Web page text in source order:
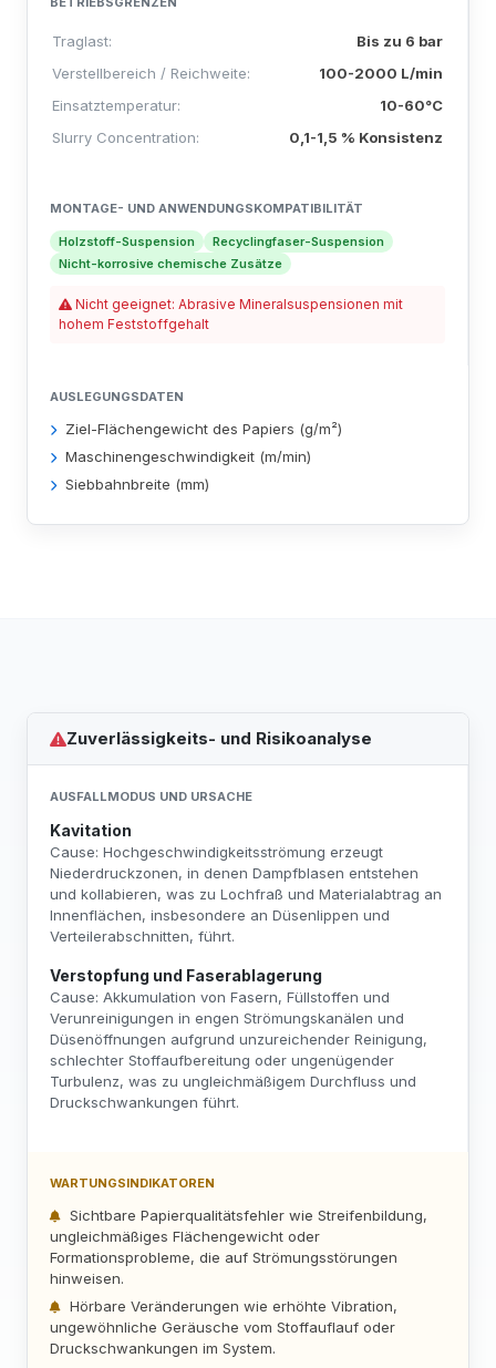
Traglast:
Bis zu 6 bar
Verstellbereich / Reichweite:
100-2000 L/min
Einsatztemperatur:
10-60°C
Slurry Concentration:
0,1-1,5 % Konsistenz
MONTAGE- UND ANWENDUNGSKOMPATIBILITÄT
Holzstoff-Suspension
Recyclingfaser-Suspension
Nicht-korrosive chemische Zusätze
Nicht geeignet: Abrasive Mineralsuspensionen mit
hohem Feststoffgehalt
AUSLEGUNGSDATEN
Ziel-Flächengewicht des Papiers (g/m²)
Maschinengeschwindigkeit (m/min)
Siebbahnbreite (mm)
Zuverlässigkeits- und Risikoanalyse
AUSFALLMODUS UND URSACHE
Kavitation
Cause: Hochgeschwindigkeitsströmung erzeugt
Niederdruckzonen, in denen Dampfblasen entstehen
und kollabieren, was zu Lochfraß und Materialabtrag an
Innenflächen, insbesondere an Düsenlippen und
Verteilerabschnitten, führt.
Verstopfung und Faserablagerung
Cause: Akkumulation von Fasern, Füllstoffen und
Verunreinigungen in engen Strömungskanälen und
Düsenöffnungen aufgrund unzureichender Reinigung,
schlechter Stoffaufbereitung oder ungenügender
Turbulenz, was zu ungleichmäßigem Durchfluss und
Druckschwankungen führt.
WARTUNGSINDIKATOREN
Sichtbare Papierqualitätsfehler wie Streifenbildung,
ungleichmäßiges Flächengewicht oder
Formationsprobleme, die auf Strömungsstörungen
hinweisen.
Hörbare Veränderungen wie erhöhte Vibration,
ungewöhnliche Geräusche vom Stoffauflauf oder
Druckschwankungen im System.